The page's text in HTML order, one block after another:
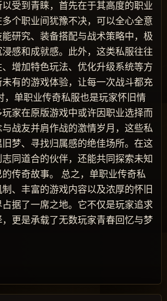
受到青睐，首先在于其高度的职业
个职业间犹豫不决，可以全心全意
研究、装备搭配与战术策略中，极
感和成就感。此外，这类私服往往
增加特色玩法、优化升级系统等方
有的游戏体验，让每一次战斗都充
，单职业传奇私服也是玩家怀旧情
家在原版游戏中或许因职业选择而
战友并肩作战的激情岁月，这些私
梦、寻找归属感的绝佳场所。在这
同道合的伙伴，还能共同探索未知
传奇故事。 总之，单职业传奇私
、丰富的游戏内容以及浓厚的怀旧
据了一席之地。它不仅是玩家追求
更是承载了无数玩家青春回忆与梦